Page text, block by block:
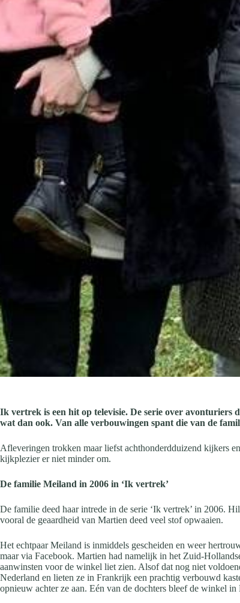
Ik vertrek is een hit op televisie. De serie over
wat dan ook. Van alle verbouwingen spant die van de
Afleveringen trokken maar liefst achthonderdduizend kijkers
kijkplezier er niet minder om.
De familie Meiland in 2006 in ‘Ik vertrek’
De familie deed haar intrede in de serie ‘Ik vertrek’ in 2006.
vooral de geaardheid van Martien deed veel stof opwaaien.
Het echtpaar Meiland is inmiddels gescheiden en weer
maar via Facebook. Martien had namelijk in het Zuid-
aanwinsten voor de winkel liet zien. Alsof dat nog niet
Nederland en lieten ze in Frankrijk een prachtig verbouwd
opnieuw achter ze aan. Eén van de dochters bleef de winkel